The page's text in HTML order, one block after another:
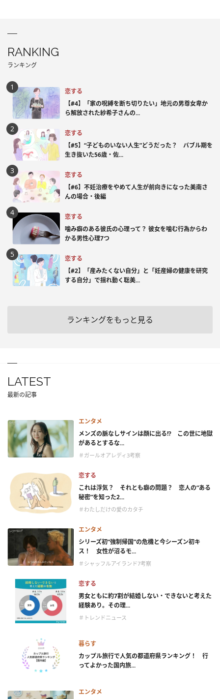
RANKING
ランキング
恋する
【#4】「家の呪縛を断ち切りたい」地元の男尊女卑か
ら解放された紗希子さんの...
恋する
【#5】“子どものいない人生”どうだった？ バブル期を
生き抜いた56歳・佐...
恋する
【#6】不妊治療をやめて人生が前向きになった美南さ
んの場合・後編
恋する
噛み癖のある彼氏の心理って？ 彼女を噛む行為からわ
かる男性心理7つ
恋する
【#2】「産みたくない自分」と「妊産婦の健康を研究
する自分」で揺れ動く聡美...
ランキングをもっと見る
LATEST
最新の記事
エンタメ
メンズの脈なしサインは顔に出る!? この世に地獄
があるとするな...
＃ガールオアレディ3考察
恋する
これは浮気？ それとも癖の問題？ 恋人の“ある
秘密”を知った2...
＃わたしだけの愛のカタチ
エンタメ
シリーズ初“強制帰国”の危機と今シーズン初キ
ス！ 女性が沼るモ...
＃シャッフルアイランド7考察
恋する
男女ともに約7割が結婚しない・できないと考えた
経験あり。その理...
＃トレンドニュース
暮らす
カップル旅行で人気の都道府県ランキング！ 行
ってよかった国内旅...
エンタメ